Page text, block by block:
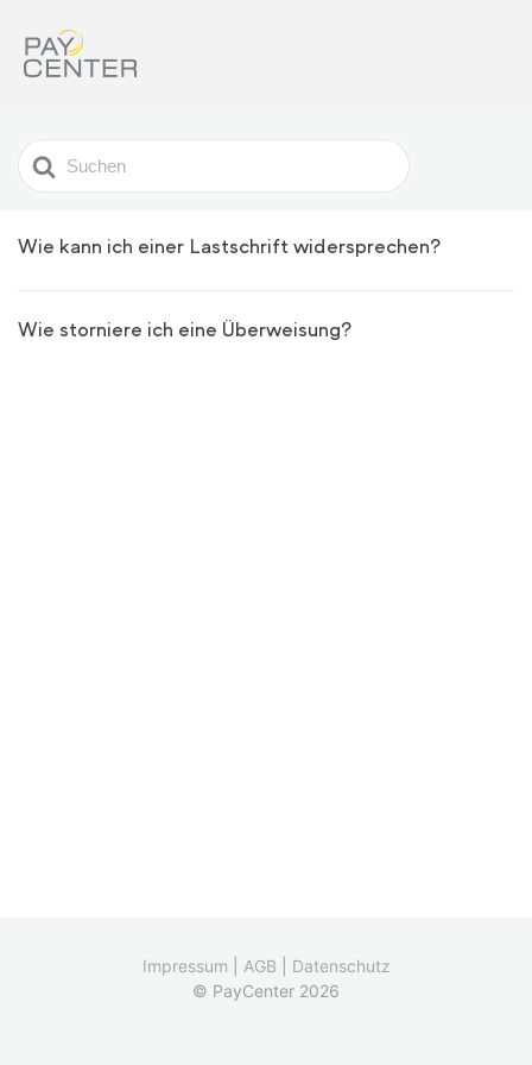
Search
For
Wie kann ich einer Lastschrift widersprechen?
Wie storniere ich eine Überweisung?
Impressum AGB
Datenschutz
© PayCenter 2026